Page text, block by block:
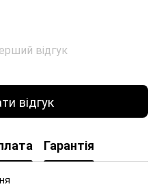
відгук
відгук
Гарантія